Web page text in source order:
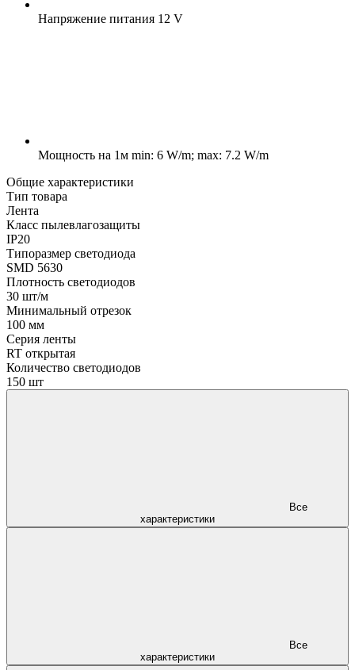
Напряжение питания 12 V
Мощность на 1м min: 6 W/m; max: 7.2 W/m
Общие характеристики
Тип товара
Лента
Класс пылевлагозащиты
IP20
Типоразмер светодиода
SMD 5630
Плотность светодиодов
30 шт/м
Минимальный отрезок
100 мм
Серия ленты
RT открытая
Количество светодиодов
150 шт
характеристики
характеристики